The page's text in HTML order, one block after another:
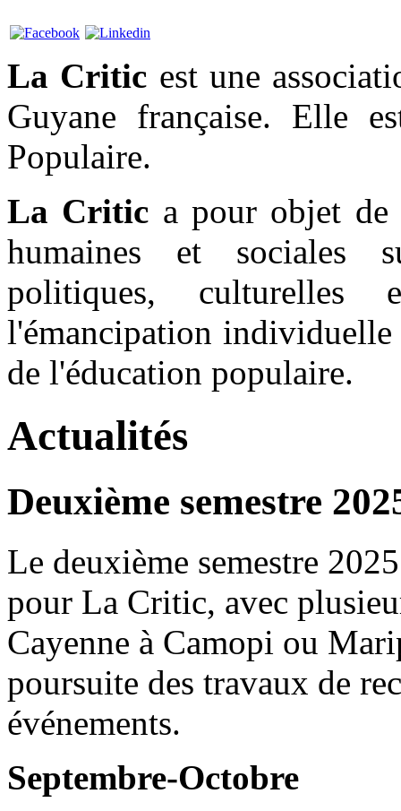
La Critic est une
Guyane française. Elle
Populaire.
La Critic a pour objet de
humaines et sociales
politiques,
l'émancipation
de l'éducation populaire.
Actualités
Deuxième semestre
Le deuxième semestre
pour La Critic, avec
Cayenne à Camopi ou
poursuite des travaux de
événements.
Septembre-Octobre